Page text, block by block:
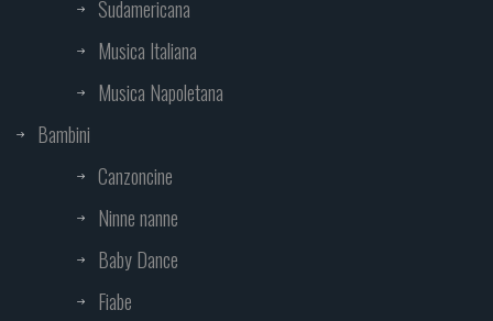
Sudamericana
Musica Italiana
Musica Napoletana
Bambini
Canzoncine
Ninne nanne
Baby Dance
Fiabe